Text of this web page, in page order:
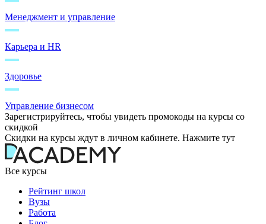
Менеджмент и управление
Карьера и HR
Здоровье
Управление бизнесом
Зарегистрируйтесь, чтобы увидеть промокоды на курсы со
скидкой
Скидки на курсы ждут в личном кабинете. Нажмите тут
Все курсы
Рейтинг школ
Вузы
Работа